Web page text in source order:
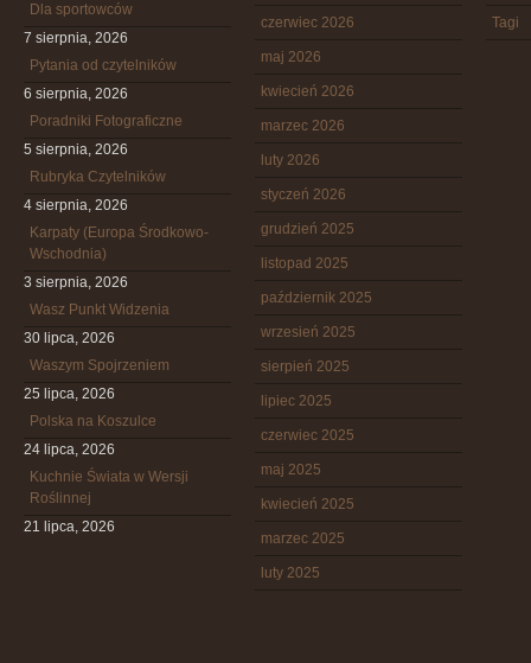
Dla sportowców
7 sierpnia, 2026
Pytania od czytelników
6 sierpnia, 2026
Poradniki Fotograficzne
5 sierpnia, 2026
Rubryka Czytelników
4 sierpnia, 2026
Karpaty (Europa Środkowo-
Wschodnia)
3 sierpnia, 2026
Wasz Punkt Widzenia
30 lipca, 2026
Waszym Spojrzeniem
25 lipca, 2026
Polska na Koszulce
24 lipca, 2026
Kuchnie Świata w Wersji
Roślinnej
21 lipca, 2026
czerwiec 2026
maj 2026
kwiecień 2026
marzec 2026
luty 2026
styczeń 2026
grudzień 2025
listopad 2025
październik 2025
wrzesień 2025
sierpień 2025
lipiec 2025
czerwiec 2025
maj 2025
kwiecień 2025
marzec 2025
luty 2025
Tagi